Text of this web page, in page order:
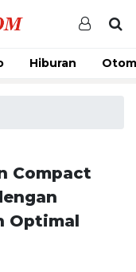
Hiburan
Compact
Optimal